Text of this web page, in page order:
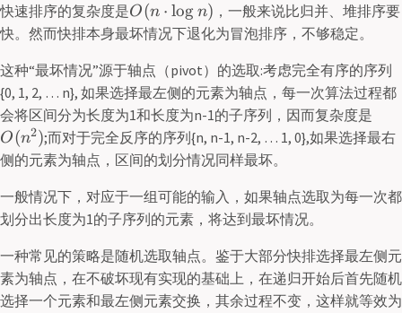
快速排序的复杂度是O(n ⋅ log n) ，一般来说比归并、堆排序要
快。然而快排本身最坏情况下退化为冒泡排序，不够稳定。
这种“最坏情况”源于轴点（pivot）的选取:考虑完全有序的序列
{0, 1, 2, … n}, 如果选择最左侧的元素为轴点，每一次算法过程都
会将区间分为长度为1和长度为n-1的子序列，因而复杂度是
O(n2);而对于完全反序的序列{n, n-1, n-2, … 1, 0},如果选择最右
侧的元素为轴点，区间的划分情况同样最坏。
一般情况下，对应于一组可能的输入，如果轴点选取为每一次都
划分出长度为1的子序列的元素，将达到最坏情况。
一种常见的策略是随机选取轴点。鉴于大部分快排选择最左侧元
素为轴点，在不破坏现有实现的基础上，在递归开始后首先随机
选择一个元素和最左侧元素交换，其余过程不变，这样就等效为